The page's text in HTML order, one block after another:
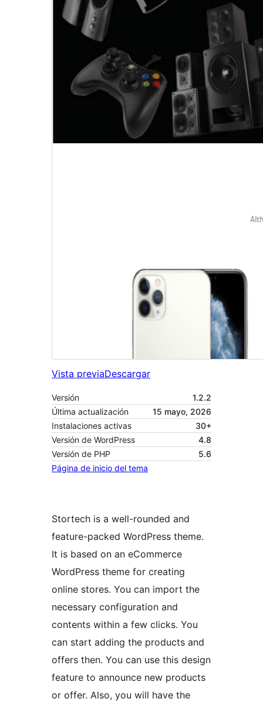
Vista previaDescargar
Versión
1.2.2
Última actualización
15 mayo, 2026
Instalaciones activas
30+
Versión de WordPress
4.8
Versión de PHP
5.6
Página de inicio del tema
Stortech is a well-rounded and
feature-packed WordPress theme.
It is based on an eCommerce
WordPress theme for creating
online stores. You can import the
necessary configuration and
contents within a few clicks. You
can start adding the products and
offers then. You can use this design
feature to announce new products
or offer. Also, you will have the